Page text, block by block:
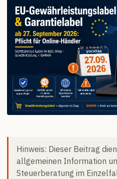
Hinweis: Dieser Beitrag
allgemeinen Information
Steuerberatung im